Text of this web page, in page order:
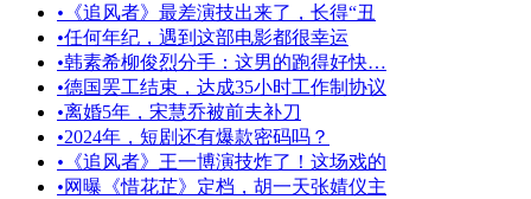
• 《追风者》最差演技出来了，长得“丑
•任何年纪，遇到这部电影都很幸运
•韩素希柳俊烈分手：这男的跑得好快…
•德国罢工结束，达成35小时工作制协议
•离婚5年，宋慧乔被前夫补刀
•2024年，短剧还有爆款密码吗？
• 《追风者》王一博演技炸了！这场戏的
•网曝《惜花芷》定档，胡一天张婧仪主